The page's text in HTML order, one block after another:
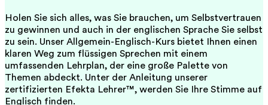
Holen Sie sich alles, was Sie brauchen, um Selbstvertrauen
zu gewinnen und auch in der englischen Sprache Sie selbst
zu sein. Unser Allgemein-Englisch-Kurs bietet Ihnen einen
klaren Weg zum flüssigen Sprechen mit einem
umfassenden Lehrplan, der eine große Palette von
Themen abdeckt. Unter der Anleitung unserer
zertifizierten Efekta Lehrer™, werden Sie Ihre Stimme auf
Englisch finden.